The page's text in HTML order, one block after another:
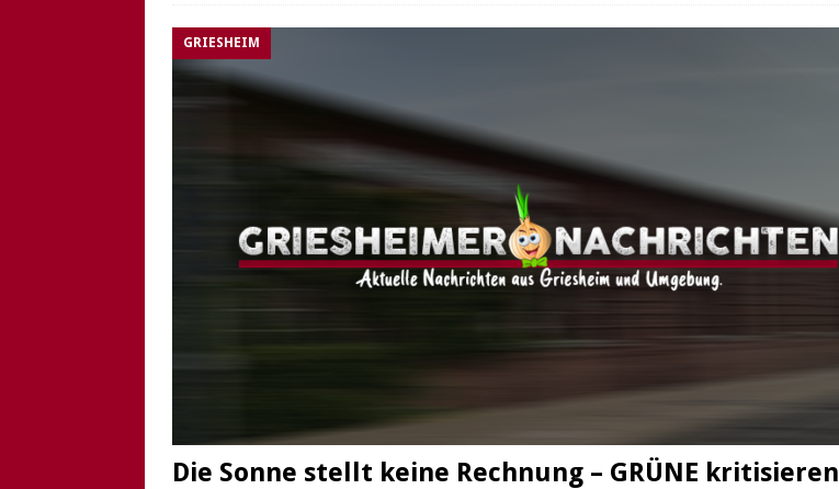
GRIESHEIM
Die Sonne stellt keine Rechnung – GRÜNE kritisieren